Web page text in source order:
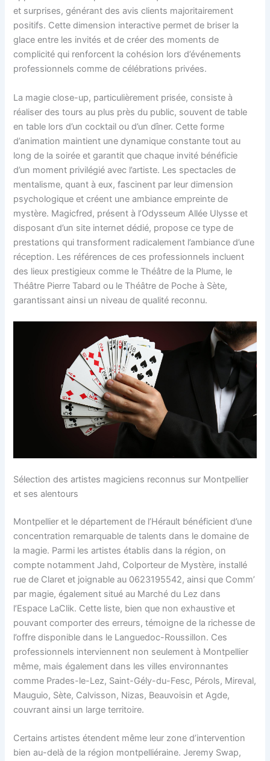
et surprises, générant des avis clients majoritairement
positifs. Cette dimension interactive permet de briser la
glace entre les invités et de créer des moments de
complicité qui renforcent la cohésion lors d’événements
professionnels comme de célébrations privées.
La magie close-up, particulièrement prisée, consiste à
réaliser des tours au plus près du public, souvent de table
en table lors d’un cocktail ou d’un dîner. Cette forme
d’animation maintient une dynamique constante tout au
long de la soirée et garantit que chaque invité bénéficie
d’un moment privilégié avec l’artiste. Les spectacles de
mentalisme, quant à eux, fascinent par leur dimension
psychologique et créent une ambiance empreinte de
mystère. Magicfred, présent à l’Odysseum Allée Ulysse et
disposant d’un site internet dédié, propose ce type de
prestations qui transforment radicalement l’ambiance d’une
réception. Les références de ces professionnels incluent
des lieux prestigieux comme le Théâtre de la Plume, le
Théâtre Pierre Tabard ou le Théâtre de Poche à Sète,
garantissant ainsi un niveau de qualité reconnu.
Sélection des artistes magiciens reconnus sur Montpellier
et ses alentours
Montpellier et le département de l’Hérault bénéficient d’une
concentration remarquable de talents dans le domaine de
la magie. Parmi les artistes établis dans la région, on
compte notamment Jahd, Colporteur de Mystère, installé
rue de Claret et joignable au 0623195542, ainsi que Comm’
par magie, également situé au Marché du Lez dans
l’Espace LaClik. Cette liste, bien que non exhaustive et
pouvant comporter des erreurs, témoigne de la richesse de
l’offre disponible dans le Languedoc-Roussillon. Ces
professionnels interviennent non seulement à Montpellier
même, mais également dans les villes environnantes
comme Prades-le-Lez, Saint-Gély-du-Fesc, Pérols, Mireval,
Mauguio, Sète, Calvisson, Nizas, Beauvoisin et Agde,
couvrant ainsi un large territoire.
Certains artistes étendent même leur zone d’intervention
bien au-delà de la région montpelliéraine. Jeremy Swap,